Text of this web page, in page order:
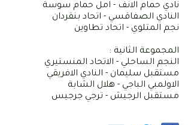
نادي حمام الانف - امل حمام سوسة
النادي الصفاقسي - اتحاد بنقردان
نجم المتلوي - اتحاد تطاوين
المجموعة الثانية :
النجم الساحلي - الاتحاد المنستيري
مستقبل سليمان - النادي الافريقي
الاولمبي الباجي - هلال الشابة
مستقبل الرجيش - ترجي جرجيس